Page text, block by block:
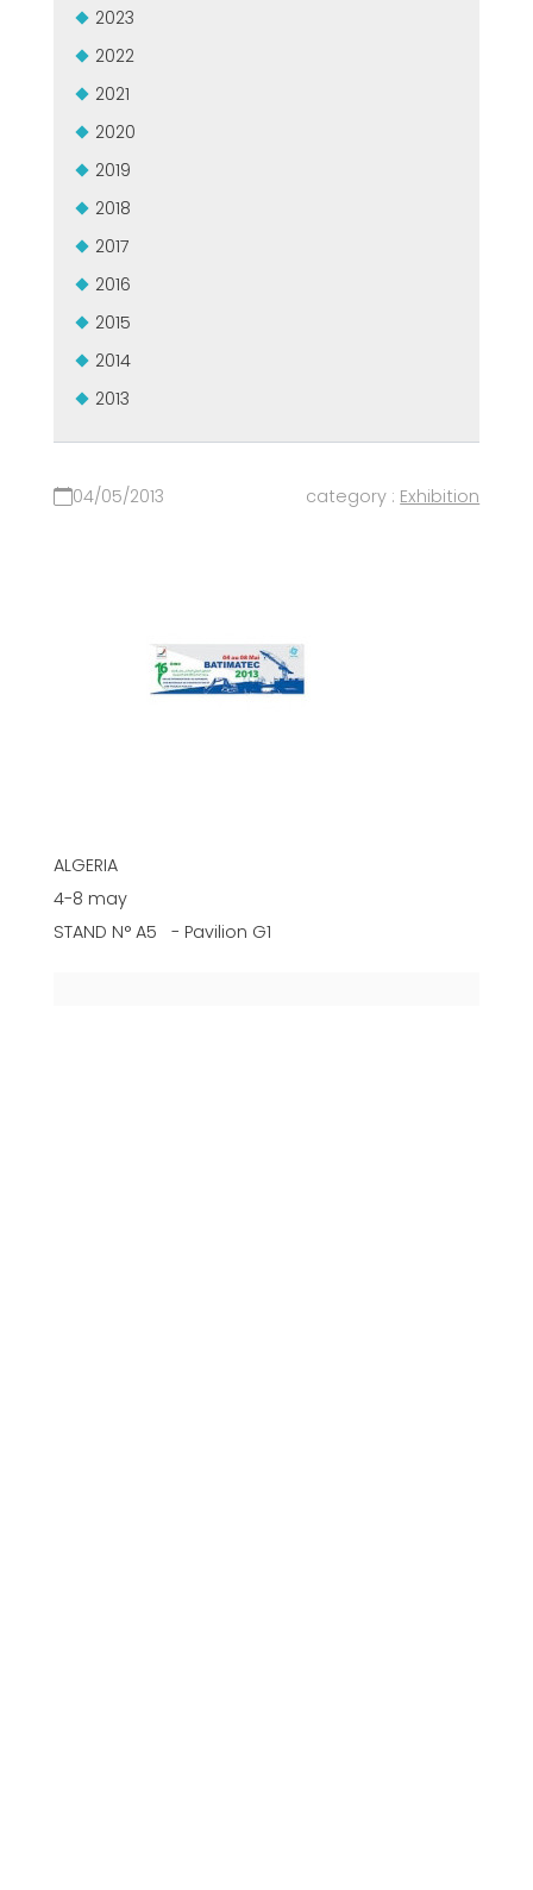
USADO CERTIFICADO MEP GROUP
EFFECTIVE COMMUNICATION
2023
2022
2021
2020
2019
2018
2017
2016
2015
2014
2013
04/05/2013 category : Exhibition
ALGERIA
4-8 may
STAND N° A5 - Pavilion G1